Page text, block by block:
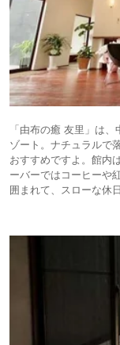
「由布の癒 友里」は
ゾート。ナチュラルで
おすすめですよ。館内
ーバーではコーヒーや
囲まれて、スローな休